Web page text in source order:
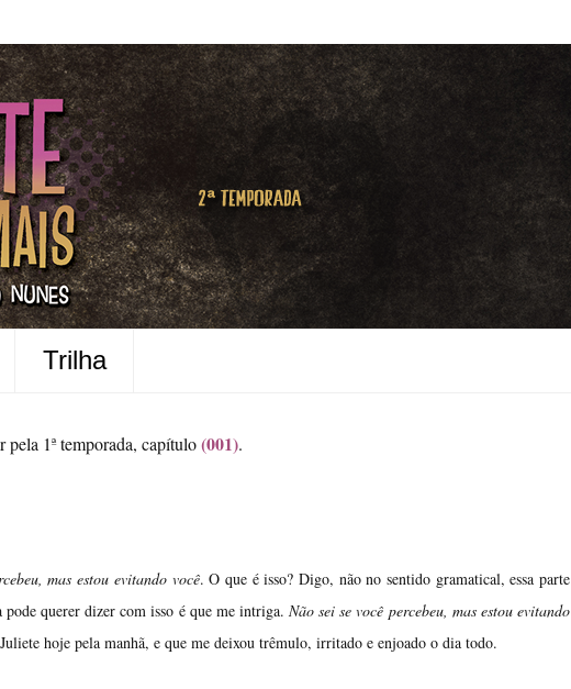
Trilha
1ª temporada, capítulo(001).
mas estou evitando você. O que é isso? Digo, não no sentido gramatical, essa parte
pode querer dizer com isso é que me intriga.Não sei se você percebeu, mas estou evitando
hoje pela manhã, e que me deixou trêmulo, irritado e enjoado o dia todo.